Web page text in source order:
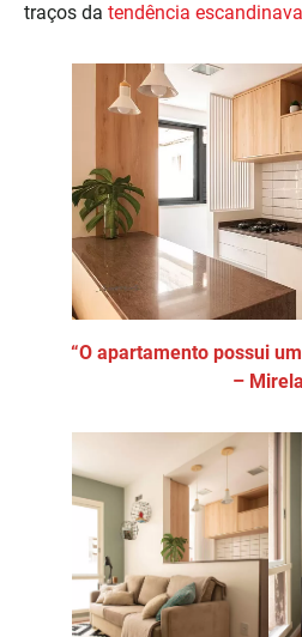
traços da tendência escandinava
“O apartamento possui
– Mirela